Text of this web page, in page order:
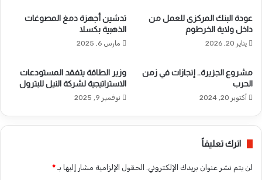
عودة البنك المركزى للعمل من
داخل ولاية الخرطوم
يناير 20, 2026
تدشين أجهزة دمغ المصوغات
الذهبية بكسلا
مارس 6, 2025
مشروع الجزيرة.. إنجازات في زمن
الحرب
أكتوبر 20, 2024
وزير الطاقة يتفقد المستودعات
الاستراتيجية لشركة النيل للبترول
نوفمبر 9, 2025
اترك تعليقاً
لن يتم نشر عنوان بريدك الإلكتروني. الحقول الإلزامية مشار إليها بـ *